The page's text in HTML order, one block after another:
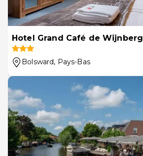
Hotel Grand Café de Wijnberg
Bolsward, Pays-Bas